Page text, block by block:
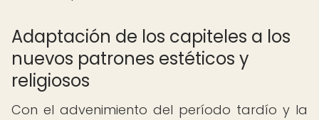
Adaptación de los capiteles a los
nuevos patrones estéticos y
religiosos
Con el advenimiento del período tardío y la